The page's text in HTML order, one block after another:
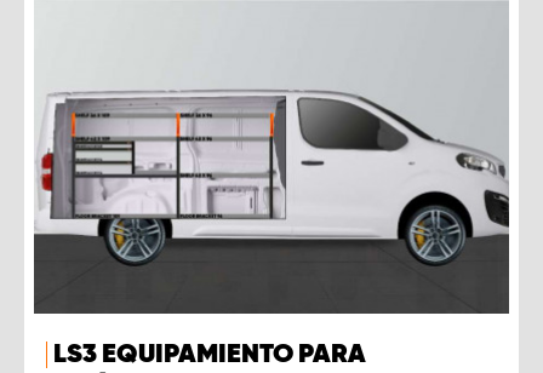
LS3 EQUIPAMIENTO PARA